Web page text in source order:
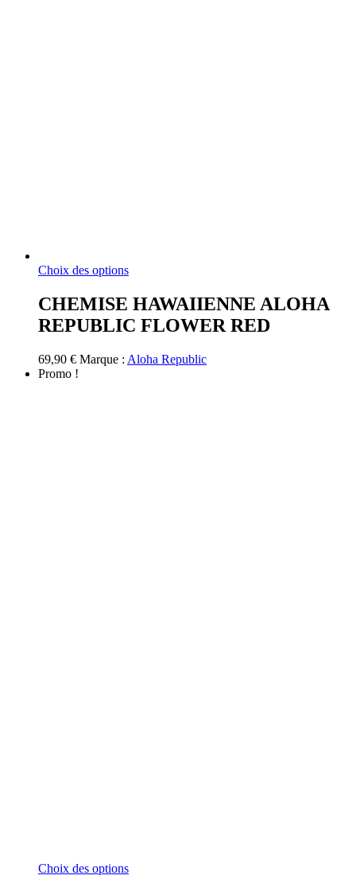
Choix des optionsCe
a
plusieurs
variations.
options
CHEMISE HAWAIIENNE ALOHA
REPUBLIC FLOWER RED
69,90 € Marque : Aloha Republic
Promo !
Choix des optionsCe